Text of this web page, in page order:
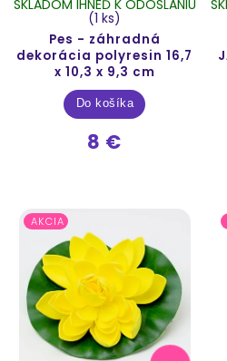
Pes - záhradná
dekorácia polyresin 16,7
x 10,3 x 9,3 cm
SKLADOM IHNEĎ K ODOSLANIU
(1 ks)
8 €
Do košíka
AKCIA